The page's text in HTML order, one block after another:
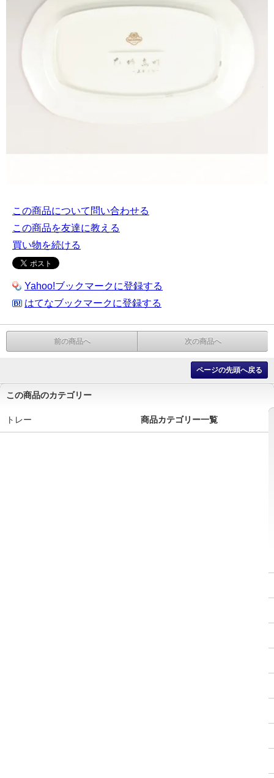
この商品について問い合わせる
この商品を友達に教える
買い物を続ける
Yahoo!ブックマークに登録する
はてなブックマークに登録する
前の商品へ 次の商品へ
ページの先頭へ戻る
この商品のカテゴリー
トレー 商品カテゴリー一覧